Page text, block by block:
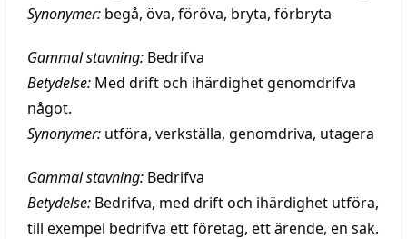
Synonymer: begå, öva, föröva, bryta, förbryta
Gammal stavning: Bedrifva
Betydelse: Med drift och ihärdighet genomdrifva
något.
Synonymer: utföra, verkställa, genomdriva, utagera
Gammal stavning: Bedrifva
Betydelse: Bedrifva, med drift och ihärdighet utföra,
till exempel bedrifva ett företag, ett ärende, en sak.